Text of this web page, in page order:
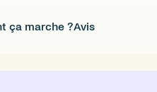
Avis
ça marche ?